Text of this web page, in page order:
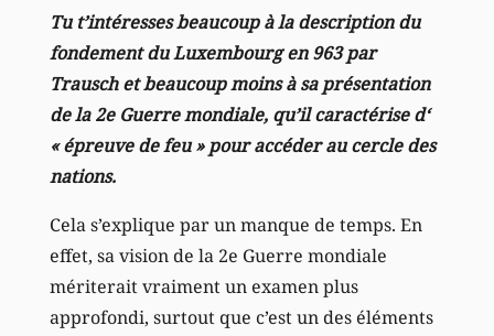
Tu t’intéresses beaucoup à la description du
fondement du Luxembourg en 963 par
Trausch et beaucoup moins à sa présentation
de la 2e Guerre mondiale, qu’il caractérise d‘
« épreuve de feu » pour accéder au cercle des
nations.
Cela s’explique par un manque de temps. En
effet, sa vision de la 2e Guerre mondiale
mériterait vraiment un examen plus
approfondi, surtout que c’est un des éléments